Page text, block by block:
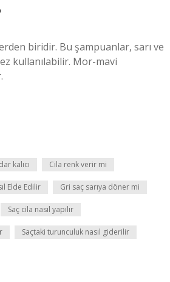
biridir. Bu şampuanlar, sarı ve
kullanılabilir. Mor-mavi
kalıcı Cila renk verir mi
Elde Edilir Gri saç sarıya döner mi
Saç cila nasıl yapılır
Saçtaki turunculuk nasıl giderilir